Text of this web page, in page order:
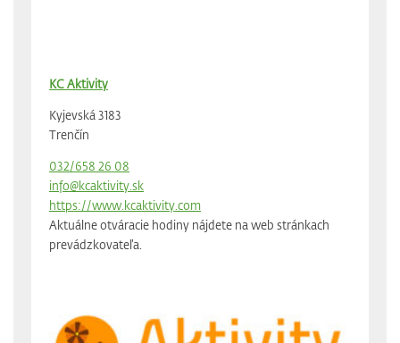
KC Aktivity
Kyjevská 3183
Trenčín
032/658 26 08
info@kcaktivity.sk
https://www.kcaktivity.com
Aktuálne otváracie hodiny nájdete na web stránkach
prevádzkovateľa.